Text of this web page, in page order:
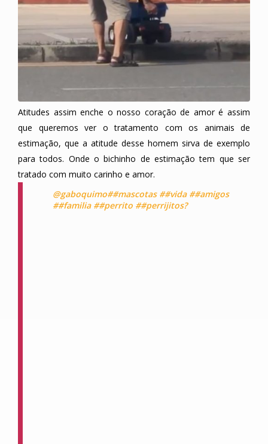
Atitudes assim enche o nosso coração de amor é assim
que queremos ver o tratamento com os animais de
estimação, que a atitude desse homem sirva de exemplo
para todos. Onde o bichinho de estimação tem que ser
tratado com muito carinho e amor.
@gaboquimo##mascotas ##vida ##amigos
##familia ##perrito ##perrijitos?